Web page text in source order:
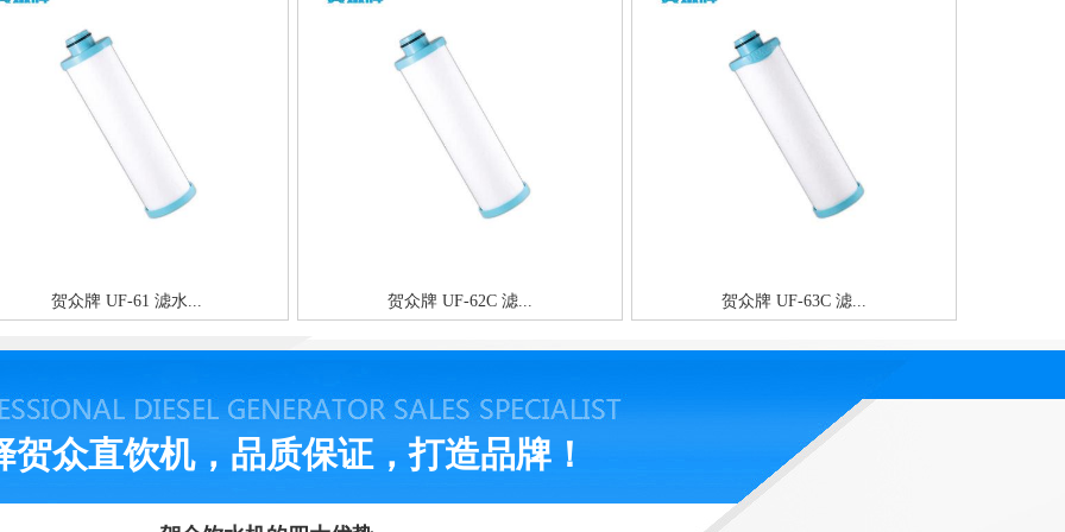
贺众牌 UF-61 滤水... 贺众牌 UF-62C 滤... 贺众牌 UF-63C 滤...
贺众直饮机，品质保证，打造品牌！